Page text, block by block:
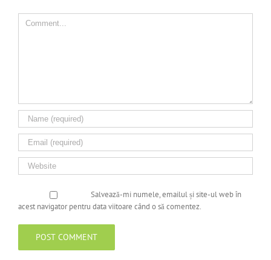
Comment
Salvează-mi numele, emailul și site-ul web în
acest navigator pentru data viitoare când o să comentez.